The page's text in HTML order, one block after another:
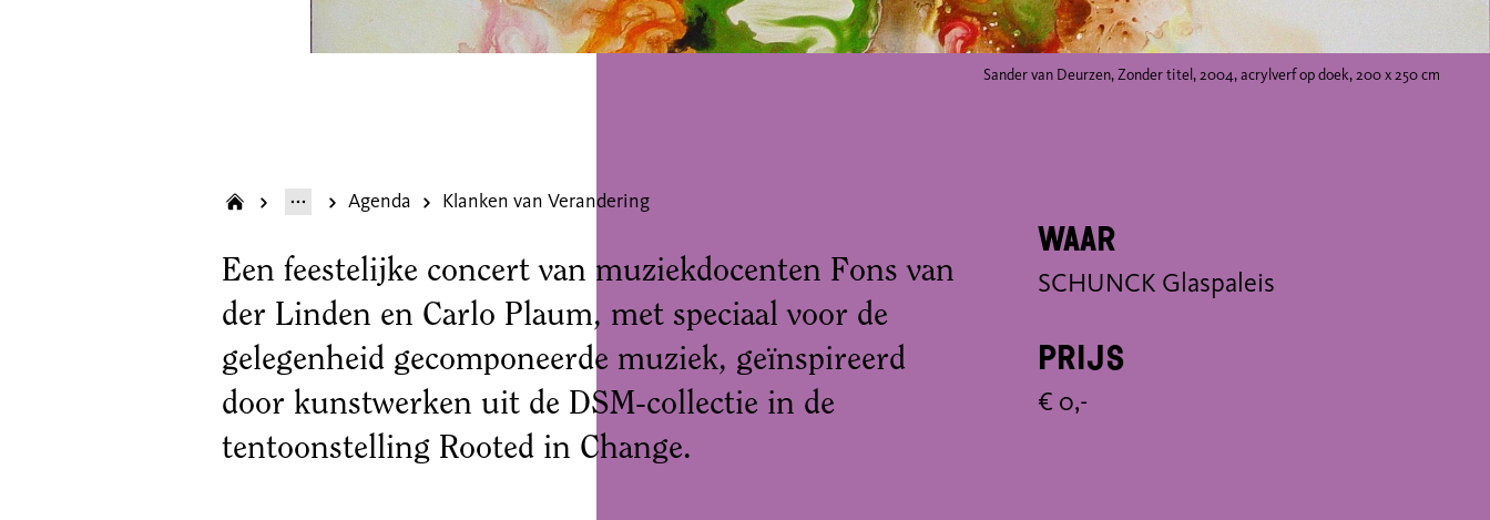
Sander van Deurzen, Zonder titel, 2004, acrylverf op doek, 200 x 250 cm
Agenda Klanken van Verandering
Een feestelijke concert van muziekdocenten Fons van
der Linden en Carlo Plaum, met speciaal voor de
gelegenheid gecomponeerde muziek, geïnspireerd
door kunstwerken uit de DSM-collectie in de
tentoonstelling Rooted in Change.
Waar
SCHUNCK Glaspaleis
Prijs
€ 0,-